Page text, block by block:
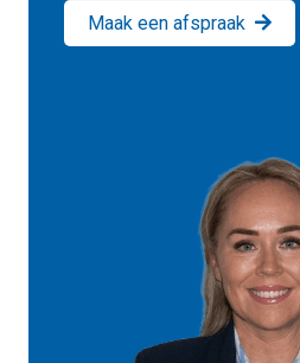
Maak een afspraak